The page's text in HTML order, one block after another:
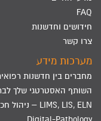
FAQ
חידושים וחדשנות
צרו קשר
מערכות מידע
מחברים בין חדשנות
השותף האסטרטגי שלך
LIMS, LIS, ELN – ניהול חכם ומתקדם למעבדה